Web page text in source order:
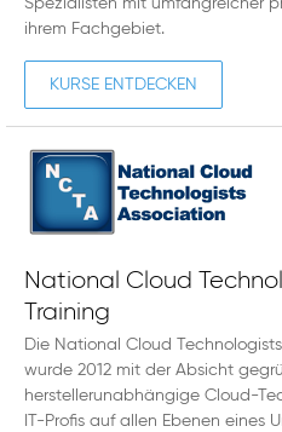
Spezialisten mit umfangreicher
ihrem Fachgebiet.
KURSE ENTDECKEN
National Cloud
Training
Die National Cloud
wurde 2012 mit der Absicht
herstellerunabhängige Cloud-
IT-Profis auf allen Ebenen eines